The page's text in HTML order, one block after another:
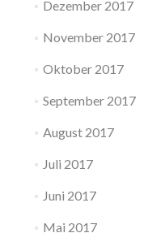
Dezember 2017
November 2017
Oktober 2017
September 2017
August 2017
Juli 2017
Juni 2017
Mai 2017